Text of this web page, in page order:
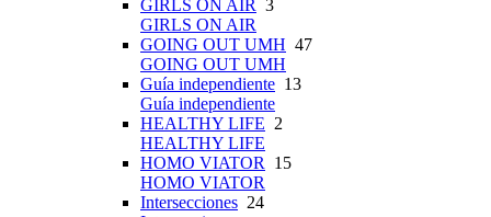
GIRLS ON AIR 3
GIRLS ON AIR
GOING OUT UMH 47
GOING OUT UMH
Guía independiente 13
Guía independiente
HEALTHY LIFE 2
HEALTHY LIFE
HOMO VIATOR 15
HOMO VIATOR
Intersecciones 24